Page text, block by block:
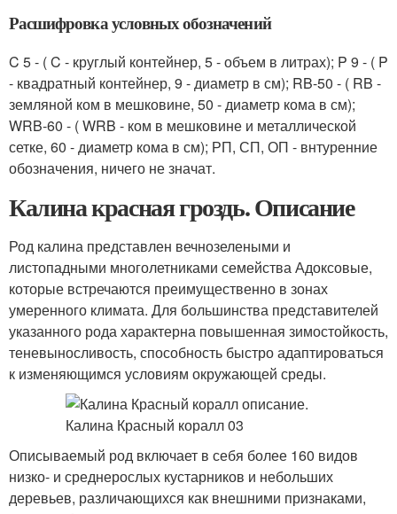
Расшифровка условных обозначений
C 5 - ( C - круглый контейнер, 5 - объем в литрах); P 9 - ( P
- квадратный контейнер, 9 - диаметр в см); RB-50 - ( RB -
земляной ком в мешковине, 50 - диаметр кома в см);
WRB-60 - ( WRB - ком в мешковине и металлической
сетке, 60 - диаметр кома в см); РП, СП, ОП - внтуренние
обозначения, ничего не значат.
Калина красная гроздь. Описание
Род калина представлен вечнозелеными и
листопадными многолетниками семейства Адоксовые,
которые встречаются преимущественно в зонах
умеренного климата. Для большинства представителей
указанного рода характерна повышенная зимостойкость,
теневыносливость, способность быстро адаптироваться
к изменяющимся условиям окружающей среды.
Описываемый род включает в себя более 160 видов
низко- и среднерослых кустарников и небольших
деревьев, различающихся как внешними признаками,